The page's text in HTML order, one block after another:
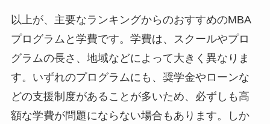
以上が、主要なランキングからのおすすめのMBA
プログラムと学費です。学費は、スクールやプロ
グラムの長さ、地域などによって大きく異なりま
す。いずれのプログラムにも、奨学金やローンな
どの支援制度があることが多いため、必ずしも高
額な学費が問題にならない場合もあります。しか